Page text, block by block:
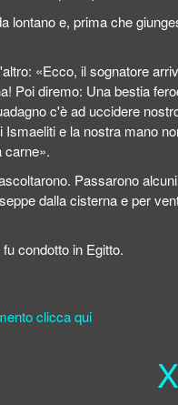
lontano e, prima che
«Ecco, il sognatore
Poi diremo: Una bestia
c'è ad uccidere
Ismaeliti e la nostra mano
carne».
Passarono
dalla cisterna e per
condotto in Egitto.
clicca qui
X